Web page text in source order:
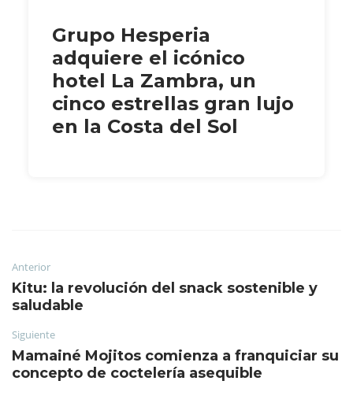
Grupo Hesperia
adquiere el icónico
hotel La Zambra, un
cinco estrellas gran lujo
en la Costa del Sol
Anterior
Kitu: la revolución del snack sostenible y
saludable
Siguiente
Mamainé Mojitos comienza a franquiciar su
concepto de coctelería asequible